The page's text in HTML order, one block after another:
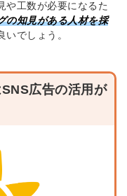
や工数が必要になるた
の知見がある人材を採
いでしょう。
広告の活用が